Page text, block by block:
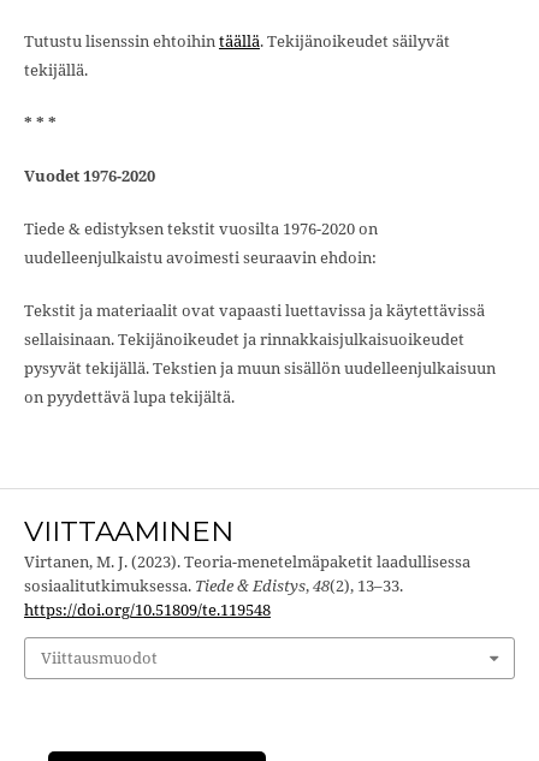
Tutustu lisenssin ehtoihintäällä. Tekijänoikeudet säilyvät
tekijällä.
* * *
Vuodet 1976-2020
Tiede & edistyksen tekstit vuosilta 1976-2020 on
uudelleenjulkaistu avoimesti seuraavin ehdoin:
Tekstit ja materiaalit ovat vapaasti luettavissa ja käytettävissä
sellaisinaan. Tekijänoikeudet ja rinnakkaisjulkaisuoikeudet
pysyvät tekijällä. Tekstien ja muun sisällön uudelleenjulkaisuun
on pyydettävä lupa tekijältä.
VIITTAAMINEN
Virtanen, M. J. (2023). Teoria-menetelmäpaketit laadullisessa
sosiaalitutkimuksessa. Tiede & Edistys,48(2), 13–33.
https://doi.org/10.51809/te.119548
Viittausmuodot